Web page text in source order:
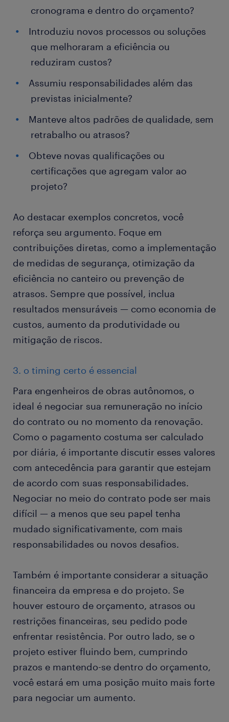
cronograma e dentro do orçamento?
Introduziu novos processos ou soluções
que melhoraram a eficiência ou
reduziram custos?
Assumiu responsabilidades além das
previstas inicialmente?
Manteve altos padrões de qualidade, sem
retrabalho ou atrasos?
Obteve novas qualificações ou
certificações que agregam valor ao
projeto?
Ao destacar exemplos concretos, você
reforça seu argumento. Foque em
contribuições diretas, como a implementação
de medidas de segurança, otimização da
eficiência no canteiro ou prevenção de
atrasos. Sempre que possível, inclua
resultados mensuráveis — como economia de
custos, aumento da produtividade ou
mitigação de riscos.
3. o timing certo é essencial
Para engenheiros de obras autônomos, o
ideal é negociar sua remuneração no início
do contrato ou no momento da renovação.
Como o pagamento costuma ser calculado
por diária, é importante discutir esses valores
com antecedência para garantir que estejam
de acordo com suas responsabilidades.
Negociar no meio do contrato pode ser mais
difícil — a menos que seu papel tenha
mudado significativamente, com mais
responsabilidades ou novos desafios.
Também é importante considerar a situação
financeira da empresa e do projeto. Se
houver estouro de orçamento, atrasos ou
restrições financeiras, seu pedido pode
enfrentar resistência. Por outro lado, se o
projeto estiver fluindo bem, cumprindo
prazos e mantendo-se dentro do orçamento,
você estará em uma posição muito mais forte
para negociar um aumento.